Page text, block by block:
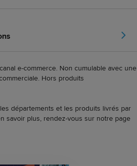
e-commerce. Non cumulable avec une
Hors produits
départements et les produits livrés par
savoir plus, rendez-vous sur notre page